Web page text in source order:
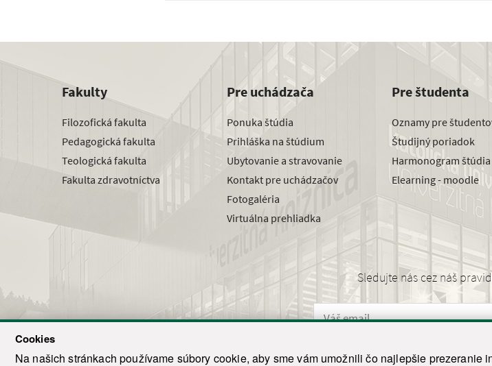
Cookies
Na našich stránkach používame súbory cookie, aby sme vám umožnili čo najlepšie prezeranie
Fakulty
Filozofická fakulta
Pedagogická fakulta
Teologická fakulta
Fakulta zdravotníctva
Pre uchádzača
Ponuka štúdia
Prihláška na štúdium
Ubytovanie a stravovanie
Kontakt pre uchádzačov
Fotogaléria
Virtuálna prehliadka
Pre študenta
Oznamy pre
Študijný poriadok
Harmonogram štúdia
Elearning - moodle
Sledujte nás cez náš